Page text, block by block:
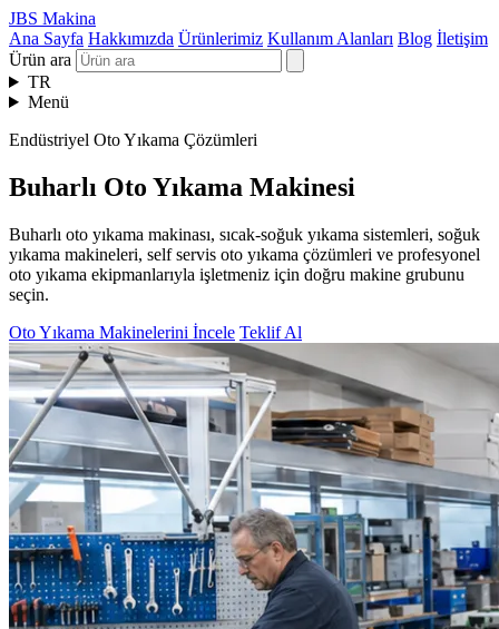
JBS Makina
Ana Sayfa Hakkımızda Ürünlerimiz Kullanım Alanları Blog İletişim
Ürün ara
TR
Menü
Endüstriyel Oto Yıkama Çözümleri
Buharlı Oto Yıkama Makinesi
Buharlı oto yıkama makinası, sıcak-soğuk yıkama sistemleri, soğuk
yıkama makineleri, self servis oto yıkama çözümleri ve profesyonel
oto yıkama ekipmanlarıyla işletmeniz için doğru makine grubunu
seçin.
Oto Yıkama Makinelerini İncele Teklif Al